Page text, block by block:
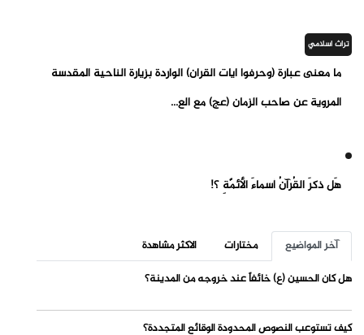
تراث اسلامي
ما معنى عبارة (وحرفوا ايات القران) الواردة بزيارة الناحية المقدسة
المروية عن صاحب الزمان (عج) مع الع...
هَل ذكرَ القُرآنُ أسماءَ الأئمّةِ ؟!
آخر المواضيع مختارات
الاكثر مشاهدة
هل كان الحسين (ع) خائفاً عند خروجه من المدينة؟
كيف تستوعب النصوص المحدودة الوقائع المتجددة؟